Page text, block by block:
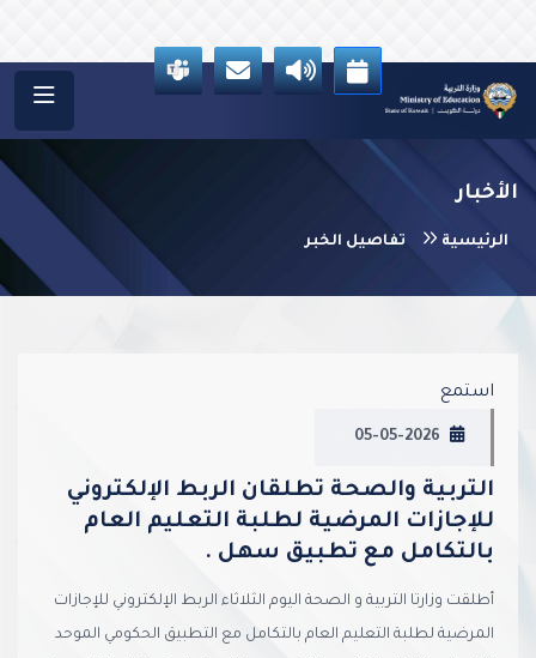
الأخبار
الرئيسية تفاصيل الخبر
Next
استمع
05-05-2026
التربية والصحة تطلقان الربط الإلكتروني
للإجازات المرضية لطلبة التعليم العام
بالتكامل مع تطبيق سهل .
أطلقت وزارتا التربية و الصحة اليوم الثلاثاء الربط الإلكتروني للإجازات
المرضية لطلبة التعليم العام بالتكامل مع التطبيق الحكومي الموحد